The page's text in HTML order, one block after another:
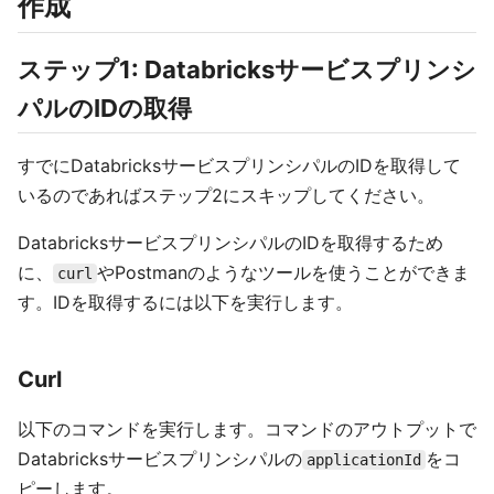
ステップ1: Databricksサービスプリンシ
パルのIDの取得
すでにDatabricksサービスプリンシパルのIDを取得して
いるのであればステップ2にスキップしてください。
DatabricksサービスプリンシパルのIDを取得するため
に、
curl やPostmanのようなツールを使うことができま
す。IDを取得するには以下を実行します。
Curl
以下のコマンドを実行します。コマンドのアウトプットで
Databricksサービスプリンシパルの applicationId をコ
ピーします。